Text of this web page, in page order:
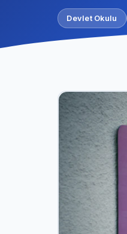
Devlet Okulu